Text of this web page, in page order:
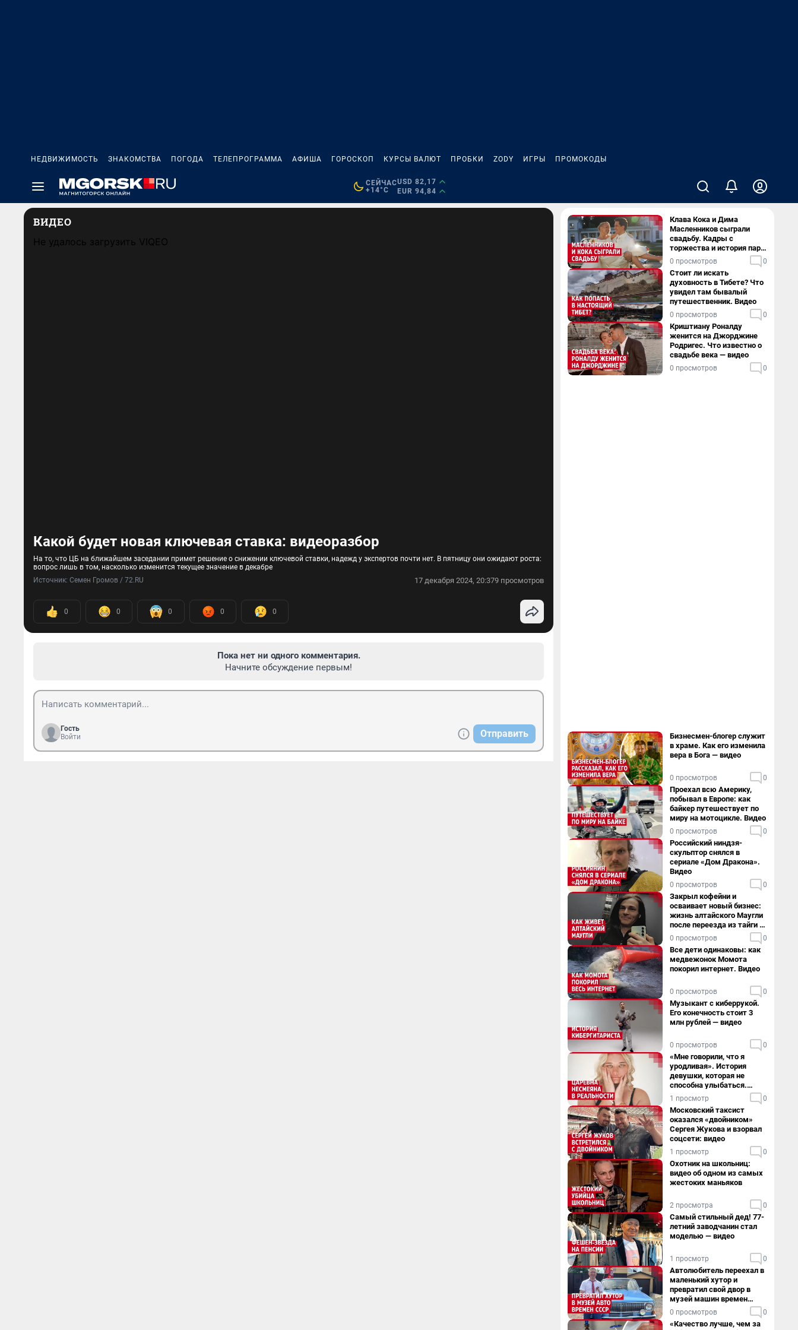
НЕДВИЖИМОСТЬ ЗНАКОМСТВА ПОГОДА ТЕЛЕПРОГРАММА АФИША ГОРОСКОП КУРСЫ ВАЛЮТ ПРОБКИ ZODY ИГРЫ ПРОМОКОДЫ
СЕЙЧАС
+14°C
USD 82,17
EUR 94,84
ВИДЕО
Не удалось загрузить VIQEO
Какой будет новая ключевая ставка: видеоразбор
На то, что ЦБ на ближайшем заседании примет решение о снижении ключевой ставки, надежд у экспертов почти нет. В пятницу они ожидают роста:
вопрос лишь в том, насколько изменится текущее значение в декабре
Источник: Семен Громов / 72.RU 17 декабря 2024, 20:379 просмотров
0 0 0 0 0
Пока нет ни одного комментария.
Начните обсуждение первым!
Гость
Войти
Отправить
Клава Кока и Дима
Масленников сыграли
свадьбу. Кадры с
торжества и история пары
— в видео
0 просмотров 0
Стоит ли искать
духовность в Тибете? Что
увидел там бывалый
путешественник. Видео
0 просмотров 0
Криштиану Роналду
женится на Джорджине
Родригес. Что известно о
свадьбе века — видео
0 просмотров 0
Бизнесмен-блогер служит
в храме. Как его изменила
вера в Бога — видео
0 просмотров 0
Проехал всю Америку,
побывал в Европе: как
байкер путешествует по
миру на мотоцикле. Видео
0 просмотров 0
Российский ниндзя-
скульптор снялся в
сериале «Дом Дракона».
Видео
0 просмотров 0
Закрыл кофейни и
осваивает новый бизнес:
жизнь алтайского Маугли
после переезда из тайги в
столицу
0 просмотров 0
Все дети одинаковы: как
медвежонок Момота
покорил интернет. Видео
0 просмотров 0
Музыкант с киберрукой.
Его конечность стоит 3
млн рублей — видео
0 просмотров 0
«Мне говорили, что я
уродливая». История
девушки, которая не
способна улыбаться.
Видео
1 просмотр 0
Московский таксист
оказался «двойником»
Сергея Жукова и взорвал
соцсети: видео
1 просмотр 0
Охотник на школьниц:
видео об одном из самых
жестоких маньяков
2 просмотра 0
Самый стильный дед! 77-
летний заводчанин стал
моделью — видео
1 просмотр 0
Автолюбитель переехал в
маленький хутор и
превратил свой двор в
музей машин времен
СССР. Видео
0 просмотров 0
«Качество лучше, чем за